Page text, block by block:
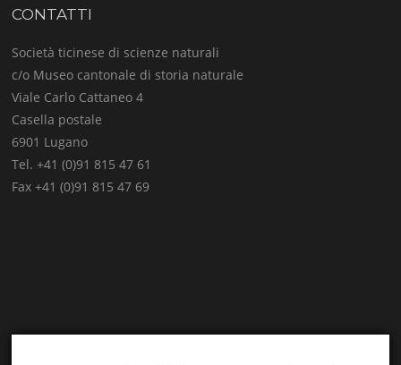
CONTATTI
Società ticinese di scienze naturali
c/o Museo cantonale di storia naturale
Viale Carlo Cattaneo 4
Casella postale
6901 Lugano
Tel. +41 (0)91 815 47 61
Fax +41 (0)91 815 47 69